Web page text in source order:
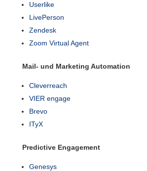
Userlike
LivePerson
Zendesk
Zoom Virtual Agent
Mail- und Marketing Automation
Cleverreach
VIER engage
Brevo
ITyX
Predictive Engagement
Genesys